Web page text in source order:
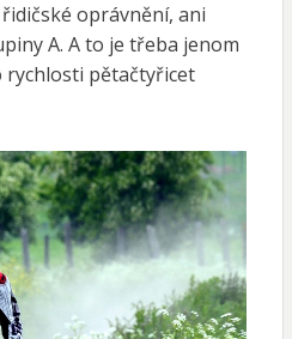
oprávnění, ani
A. A to je třeba jenom
pětačtyřicet